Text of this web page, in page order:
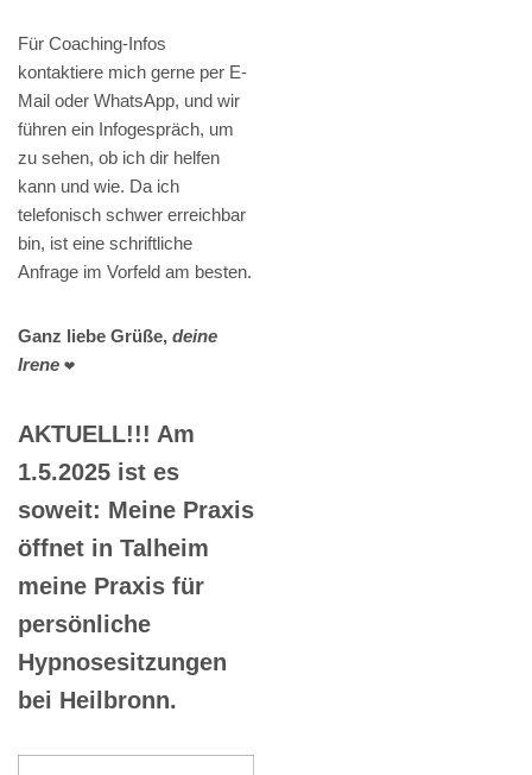
Für Coaching-Infos
kontaktiere mich gerne per E-
Mail oder WhatsApp, und wir
führen ein Infogespräch, um
zu sehen, ob ich dir helfen
kann und wie. Da ich
telefonisch schwer erreichbar
bin, ist eine schriftliche
Anfrage im Vorfeld am besten.
Ganz liebe Grüße, deine
Irene ❤️
AKTUELL!!! Am
1.5.2025 ist es
soweit: Meine Praxis
öffnet in Talheim
meine Praxis für
persönliche
Hypnosesitzungen
bei Heilbronn.